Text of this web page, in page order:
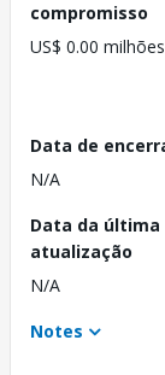
compromisso
US$ 0.00 milhões
Data de
N/A
Data da última
atualização
N/A
Notes